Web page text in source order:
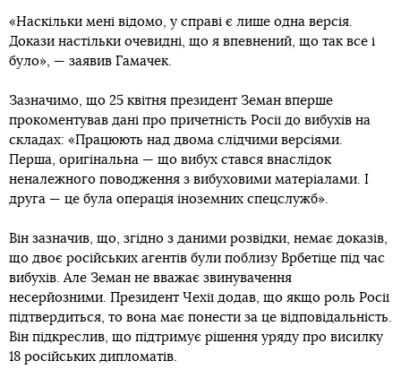
«Наскільки мені відомо, у справі є лише одна версія.
Докази настільки очевидні, що я впевнений, що так все і
було», — заявив Гамачек.
Зазначимо, що 25 квітня президент Земан вперше
прокоментував дані про причетність Росії до вибухів на
складах: «Працюють над двома слідчими версіями.
Перша, оригінальна — що вибух стався внаслідок
неналежного поводження з вибуховими матеріалами. І
друга — це була операція іноземних спецслужб».
Він зазначив, що, згідно з даними розвідки, немає доказів,
що двоє російських агентів були поблизу Врбетіце під час
вибухів. Але Земан не вважає звинувачення
несерйозними. Президент Чехії додав, що якщо роль Росії
підтвердиться, то вона має понести за це відповідальність.
Він підкреслив, що підтримує рішення уряду про висилку
18 російських дипломатів.